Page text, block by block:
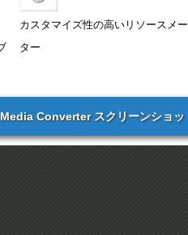
カスタマイズ性の高いリソースメー
ター
Converter スクリーンショッ